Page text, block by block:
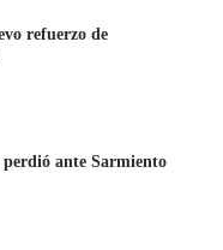
refuerzo de
ante Sarmiento